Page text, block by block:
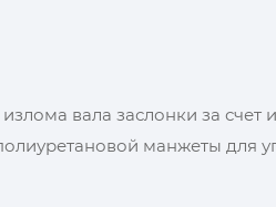
вала заслонки за счет
манжеты для